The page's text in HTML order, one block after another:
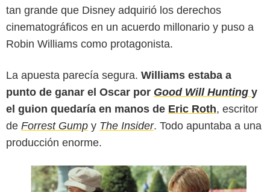
tan grande que Disney adquirió los derechos
cinematográficos en un acuerdo millonario y puso a
Robin Williams como protagonista.
La apuesta parecía segura. Williams estaba a
punto de ganar el Oscar por Good Will Hunting y
el guion quedaría en manos de Eric Roth, escritor
de Forrest Gump y The Insider. Todo apuntaba a una
producción enorme.
YouTube